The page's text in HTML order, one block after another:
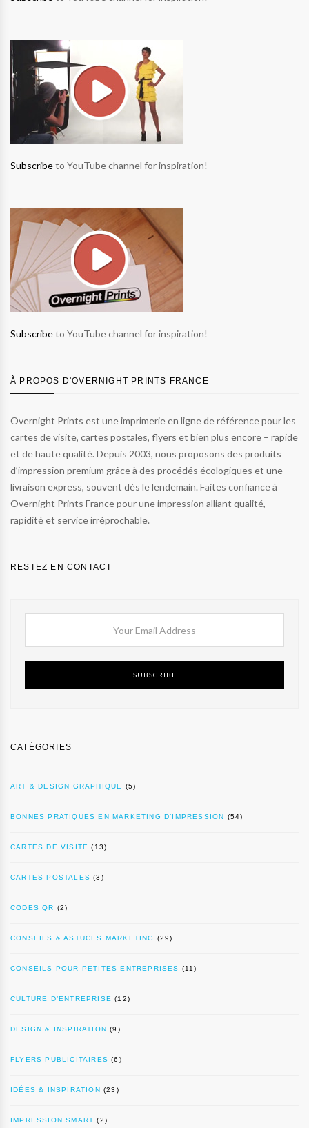
Subscribeto YouTube channel for inspiration!
Subscribeto YouTube channel for inspiration!
À PROPOS D'OVERNIGHT PRINTS FRANCE
Overnight Prints est une imprimerie en ligne de référence pour les
cartes de visite, cartes postales, flyers et bien plus encore – rapide
et de haute qualité. Depuis 2003, nous proposons des produits
d’impression premium grâce à des procédés écologiques et une
livraison express, souvent dès le lendemain. Faites confiance à
Overnight Prints France pour une impression alliant qualité,
rapidité et service irréprochable.
RESTEZ EN CONTACT
SUBSCRIBE
CATÉGORIES
ART & DESIGN GRAPHIQUE (5)
BONNES PRATIQUES EN MARKETING D’IMPRESSION (54)
CARTES DE VISITE (13)
CARTES POSTALES (3)
CODES QR (2)
CONSEILS & ASTUCES MARKETING (29)
CONSEILS POUR PETITES ENTREPRISES (11)
CULTURE D’ENTREPRISE (12)
DESIGN & INSPIRATION (9)
FLYERS PUBLICITAIRES (6)
IDÉES & INSPIRATION (23)
IMPRESSION SMART (2)